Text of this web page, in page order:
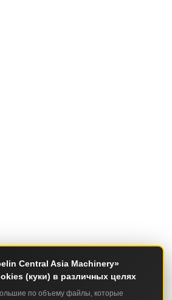
Central Asia Machinery»
(куки) в различных целях
по объему файлы, которые